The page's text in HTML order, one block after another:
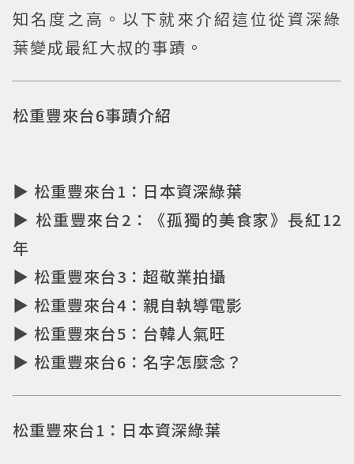
知名度之高。以下就來介紹這位從資深綠
葉變成最紅大叔的事蹟。
松重豐來台6事蹟介紹
▶ 松重豐來台1：日本資深綠葉
▶ 松重豐來台2：《孤獨的美食家》長紅12
年
▶ 松重豐來台3：超敬業拍攝
▶ 松重豐來台4：親自執導電影
▶ 松重豐來台5：台韓人氣旺
▶ 松重豐來台6：名字怎麼念？
松重豐來台1：日本資深綠葉